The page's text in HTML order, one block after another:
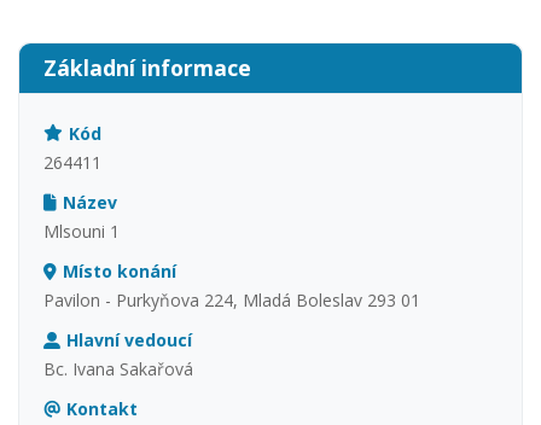
Základní informace
Kód
264411
Název
Mlsouni 1
Místo konání
Pavilon - Purkyňova 224, Mladá Boleslav 293 01
Hlavní vedoucí
Bc. Ivana Sakařová
Kontakt